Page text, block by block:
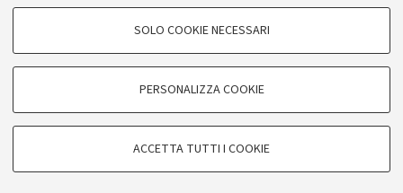
COOKIE DI PROFILAZIONE - FACOLTATIVI
COOKIE TECNICI - NECESSARI
Si tratta di cookie tecnici utilizzati, a titolo esemplificativo, per il corretto
SOLO COOKIE NECESSARI
PERSONALIZZA COOKIE
ACCETTA TUTTI I COOKIE
© Copyright 2026 - ALMA MATER STUDIORUM - Università di
Bologna - Via Zamboni, 33 - 40126 Bologna - PI: 01131710376 -
CF: 80007010376
Privacy
Note legali Impostazioni Cookie